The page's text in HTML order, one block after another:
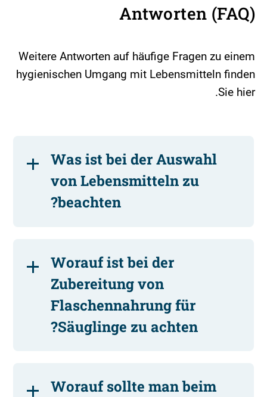
Antworten (FAQ)
Weitere Antworten auf häufige Fragen zu einem
hygienischen Umgang mit Lebensmitteln finden
Sie hier.
Was ist bei der Auswahl
von Lebensmitteln zu
beachten?
Worauf ist bei der
Zubereitung von
Flaschennahrung für
Säuglinge zu achten?
Worauf sollte man beim